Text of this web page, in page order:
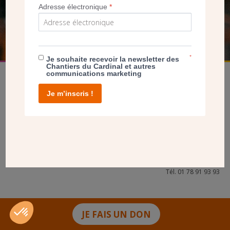
JE FAIS UN DON
FAIRE UN DON
Tél. 01 78 91 93 93
Adresse électronique*
Je souhaite recevoir la newsletter des
Chantiers du Cardinal et autres
communications marketing
*
Je m’inscris !